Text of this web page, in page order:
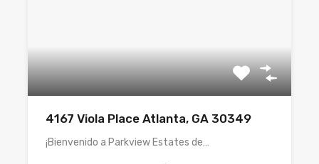
4167 Viola Place Atlanta, GA 30349
¡Bienvenido a Parkview Estates de…